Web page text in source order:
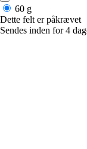
60 g
Dette felt er påkrævet
Sendes inden for 4